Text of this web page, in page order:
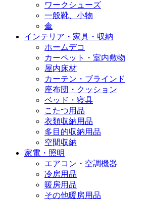
ワークシューズ
一般靴、小物
傘
インテリア・家具・収納
ホームデコ
カーペット・室内敷物
屋内床材
カーテン・ブラインド
座布団・クッション
ベッド・寝具
こたつ用品
衣類収納用品
多目的収納用品
空間収納
家電・照明
エアコン・空調機器
冷房用品
暖房用品
その他暖房用品